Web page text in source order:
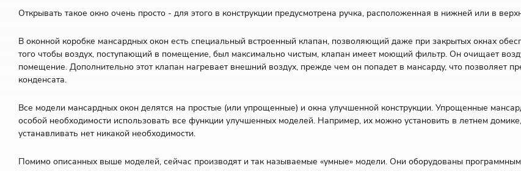
Открывать такое окно очень просто - для этого в конструкции предусмотрена ручка, расположенная в нижней или в
В оконной коробке мансардных окон есть специальный встроенный клапан, позволяющий даже при закрытых окнах
того чтобы воздух, поступающий в помещение, был максимально чистым, клапан имеет моющий фильтр. Он очищает
помещение. Дополнительно этот клапан нагревает внешний воздух, прежде чем он попадет в мансарду, что позволяет
конденсата.
Все модели мансардных окон делятся на простые (или упрощенные) и окна улучшенной конструкции. Упрощенные
особой необходимости использовать все функции улучшенных моделей. Например, их можно установить в летнем
устанавливать нет никакой необходимости.
Помимо описанных выше моделей, сейчас производят и так называемые «умные» модели. Они оборудованы